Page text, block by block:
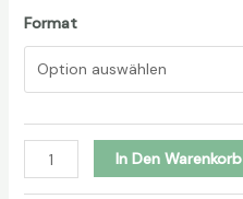
Format
Endotherapie-
Kit
In Den Warenkorb